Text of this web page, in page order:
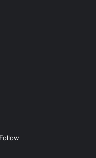
Follow